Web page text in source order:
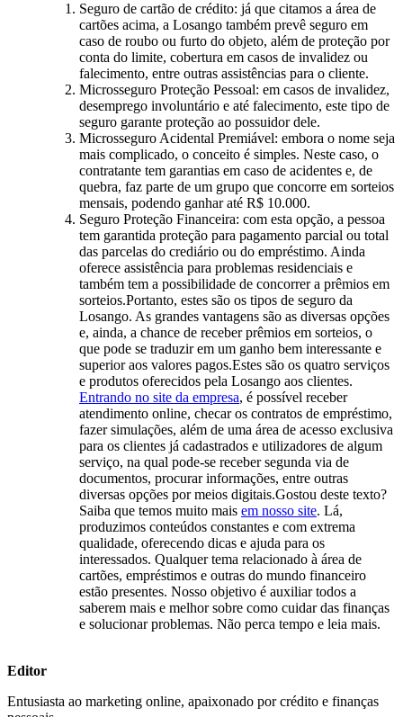
Seguro de cartão de crédito: já que citamos a área de
cartões acima, a Losango também prevê seguro em
caso de roubo ou furto do objeto, além de proteção por
conta do limite, cobertura em casos de invalidez ou
falecimento, entre outras assistências para o cliente.
Microsseguro Proteção Pessoal: em casos de invalidez,
desemprego involuntário e até falecimento, este tipo de
seguro garante proteção ao possuidor dele.
Microsseguro Acidental Premiável: embora o nome seja
mais complicado, o conceito é simples. Neste caso, o
contratante tem garantias em caso de acidentes e, de
quebra, faz parte de um grupo que concorre em sorteios
mensais, podendo ganhar até R$ 10.000.
Seguro Proteção Financeira: com esta opção, a pessoa
tem garantida proteção para pagamento parcial ou total
das parcelas do crediário ou do empréstimo. Ainda
oferece assistência para problemas residenciais e
também tem a possibilidade de concorrer a prêmios em
sorteios.Portanto, estes são os tipos de seguro da
Losango. As grandes vantagens são as diversas opções
e, ainda, a chance de receber prêmios em sorteios, o
que pode se traduzir em um ganho bem interessante e
superior aos valores pagos.Estes são os quatro serviços
e produtos oferecidos pela Losango aos clientes.
Entrando no site da empresa, é possível receber
atendimento online, checar os contratos de empréstimo,
fazer simulações, além de uma área de acesso exclusiva
para os clientes já cadastrados e utilizadores de algum
serviço, na qual pode-se receber segunda via de
documentos, procurar informações, entre outras
diversas opções por meios digitais.Gostou deste texto?
Saiba que temos muito mais em nosso site. Lá,
produzimos conteúdos constantes e com extrema
qualidade, oferecendo dicas e ajuda para os
interessados. Qualquer tema relacionado à área de
cartões, empréstimos e outras do mundo financeiro
estão presentes. Nosso objetivo é auxiliar todos a
saberem mais e melhor sobre como cuidar das finanças
e solucionar problemas. Não perca tempo e leia mais.
Editor
Entusiasta ao marketing online, apaixonado por crédito e finanças